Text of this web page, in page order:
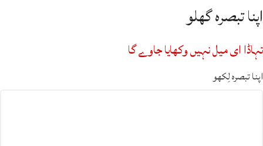
اپنا تبصرہ گھلو
تہاڈا ای میل نہیں وکھایا جاوے گا
اپنا تبصرہ لِکھو